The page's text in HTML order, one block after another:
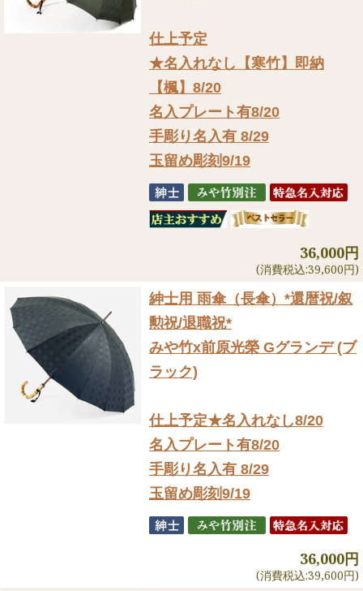
仕上予定
★名入れなし【寒竹】即納
【楓】8/20
名入プレート有8/20
手彫り名入有 8/29
玉留め彫刻9/19
36,000円
(消費税込:39,600円)
紳士用 雨傘（長傘） *還暦祝/叙
勲祝/退職祝*
みや竹x前原光榮 Gグランデ (ブ
ラック)
仕上予定★名入れなし8/20
名入プレート有8/20
手彫り名入有 8/29
玉留め彫刻9/19
36,000円
(消費税込:39,600円)